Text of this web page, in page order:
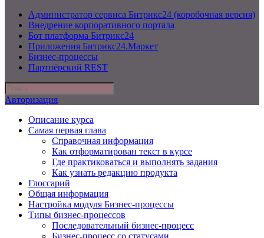
Администратор сервиса Битрикс24 (коробочная версия)
Внедрение корпоративного портала
Бот платформа Битрикс24
Приложения Битрикс24.Маркет
Бизнес-процессы
Партнёрский REST
Авторизация
Описание курса
Самая первая глава
Справочная информация
Как отформатирован текст в курсе
Где практиковаться и выполнять задания
Как узнать редакцию продукта
Глоссарий
Общая информация
Настройка модуля Бизнес-процессы
Типы бизнес-процессов
Последовательный бизнес-процесс
Бизнес-процесс со статусами